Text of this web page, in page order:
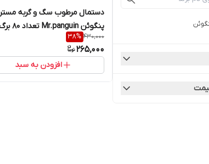
دستمال مرطوب سگ و گربه مستر
پنگوئن Mr.panguin تعداد 80 برگ
430,000
38%
265,000
افزودن به سبد